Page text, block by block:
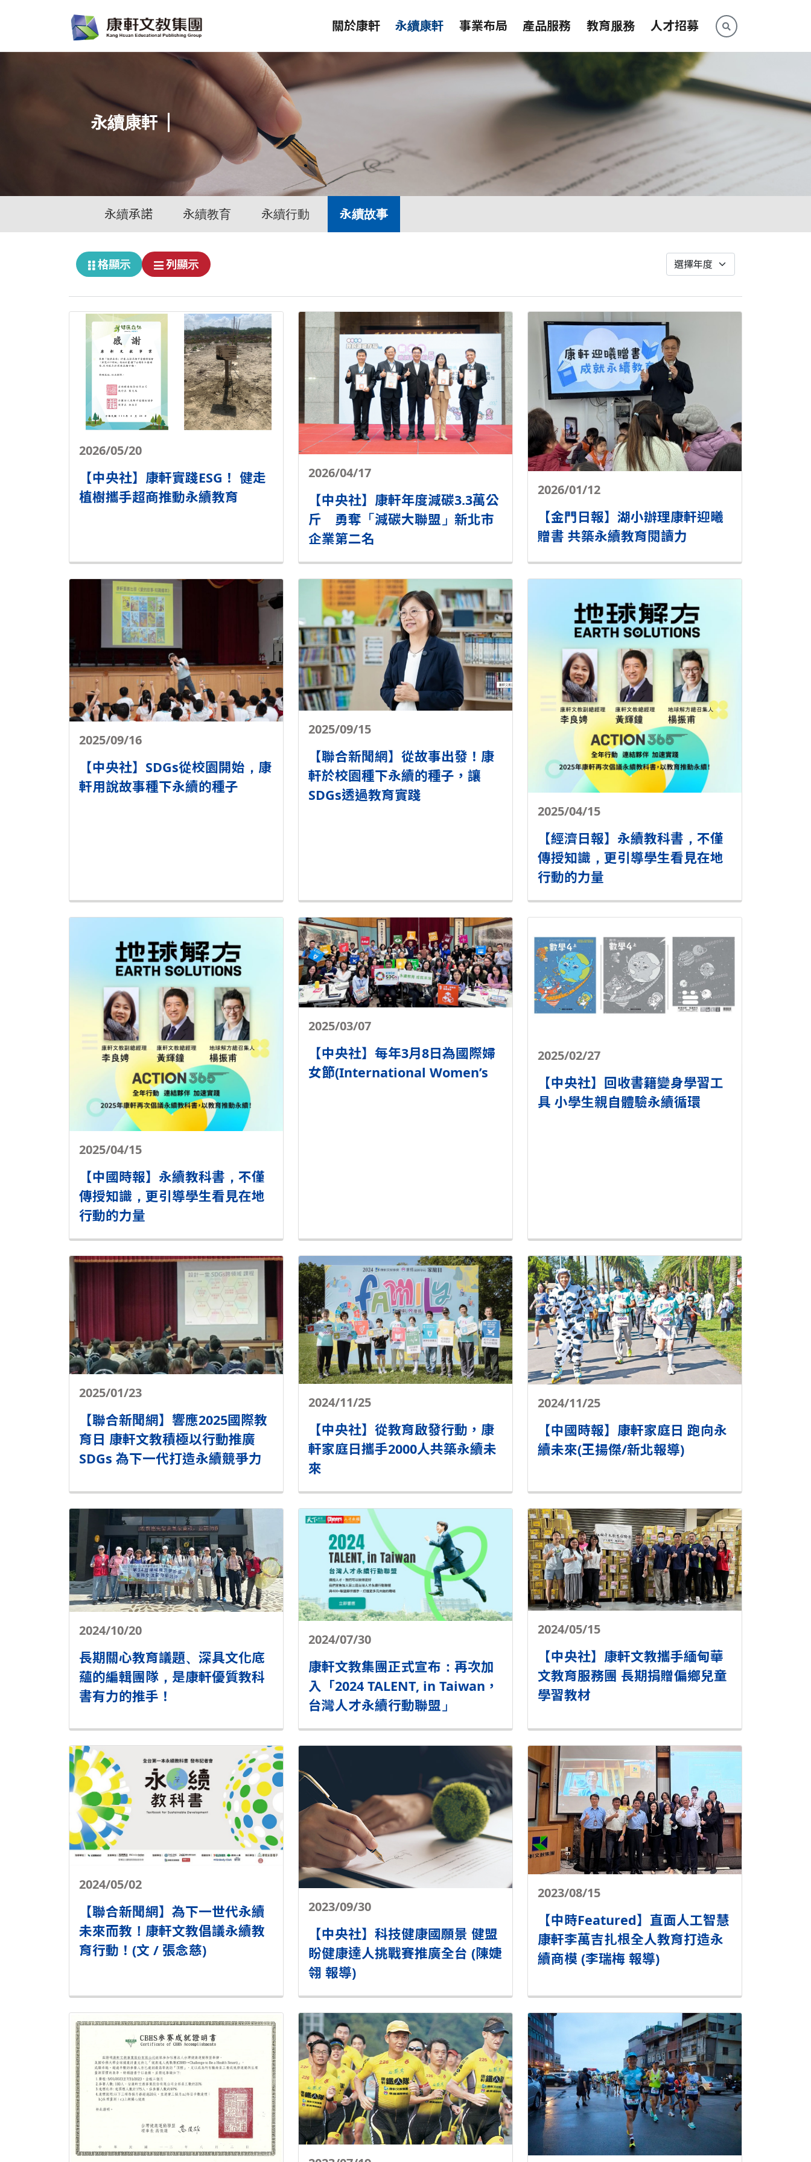
關於康軒 永續康軒 事業布局 產品服務 教育服務 人才招募
永續康軒
永續承諾 永續教育 永續行動 永續故事
格顯示 列顯示
2026/05/20
【中央社】康軒實踐ESG！ 健走
植樹攜手超商推動永續教育
2026/04/17
【中央社】康軒年度減碳3.3萬公
斤 勇奪「減碳大聯盟」新北市
企業第二名
2026/01/12
【金門日報】湖小辦理康軒迎曦
贈書 共築永續教育閱讀力
2025/09/16
【中央社】SDGs從校園開始，康
軒用說故事種下永續的種子
2025/09/15
【聯合新聞網】從故事出發！康
軒於校園種下永續的種子，讓
SDGs透過教育實踐
2025/04/15
【經濟日報】永續教科書，不僅
傳授知識，更引導學生看見在地
行動的力量
2025/04/15
【中國時報】永續教科書，不僅
傳授知識，更引導學生看見在地
行動的力量
2025/03/07
【中央社】每年3月8日為國際婦
女節(International Women’s
2025/02/27
【中央社】回收書籍變身學習工
具 小學生親自體驗永續循環
2025/01/23
【聯合新聞網】響應2025國際教
育日 康軒文教積極以行動推廣
SDGs 為下一代打造永續競爭力
2024/11/25
【中央社】從教育啟發行動，康
軒家庭日攜手2000人共築永續未
來
2024/11/25
【中國時報】康軒家庭日 跑向永
續未來(王揚傑/新北報導)
2024/10/20
長期關心教育議題、深具文化底
蘊的編輯團隊，是康軒優質教科
書有力的推手！
2024/07/30
康軒文教集團正式宣布：再次加
入「2024 TALENT, in Taiwan，
台灣人才永續行動聯盟」
2024/05/15
【中央社】康軒文教攜手緬甸華
文教育服務團 長期捐贈偏鄉兒童
學習教材
2024/05/02
【聯合新聞網】為下一世代永續
未來而教！康軒文教倡議永續教
育行動！(文 / 張念慈)
2023/09/30
【中央社】科技健康國願景 健盟
盼健康達人挑戰賽推廣全台 (陳婕
翎 報導)
2023/08/15
【中時Featured】直面人工智慧
康軒李萬吉扎根全人教育打造永
續商模 (李瑞梅 報導)